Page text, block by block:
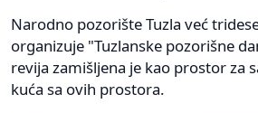
Narodno pozorište Tuzla već
organizuje "Tuzlanske pozorišne
revija zamišljena je kao prostor za
kuća sa ovih prostora.